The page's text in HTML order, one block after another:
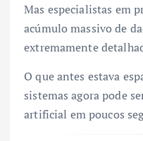
Mas especialistas em
acúmulo massivo de
extremamente
O que antes estava
sistemas agora pode
artificial em poucos